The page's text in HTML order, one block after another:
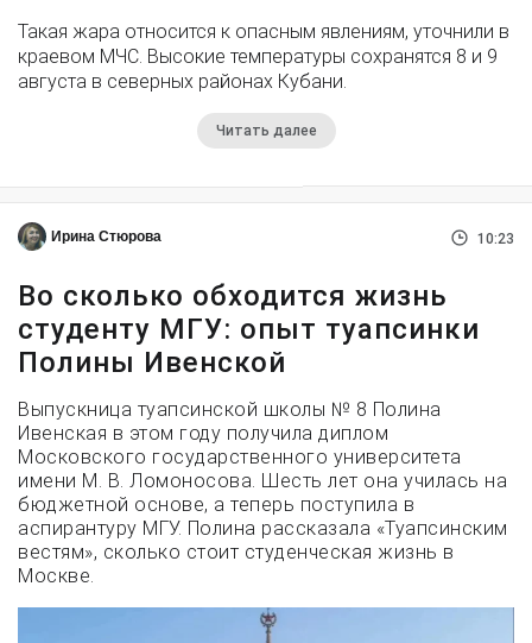
Такая жара относится к опасным явлениям, уточнили в
краевом МЧС. Высокие температуры сохранятся 8 и 9
августа в северных районах Кубани.
Читать далее
Ирина Стюрова 10:23
Во сколько обходится жизнь
студенту МГУ: опыт туапсинки
Полины Ивенской
Выпускница туапсинской школы № 8 Полина
Ивенская в этом году получила диплом
Московского государственного университета
имени М. В. Ломоносова. Шесть лет она училась на
бюджетной основе, а теперь поступила в
аспирантуру МГУ. Полина рассказала «Туапсинским
вестям», сколько стоит студенческая жизнь в
Москве.